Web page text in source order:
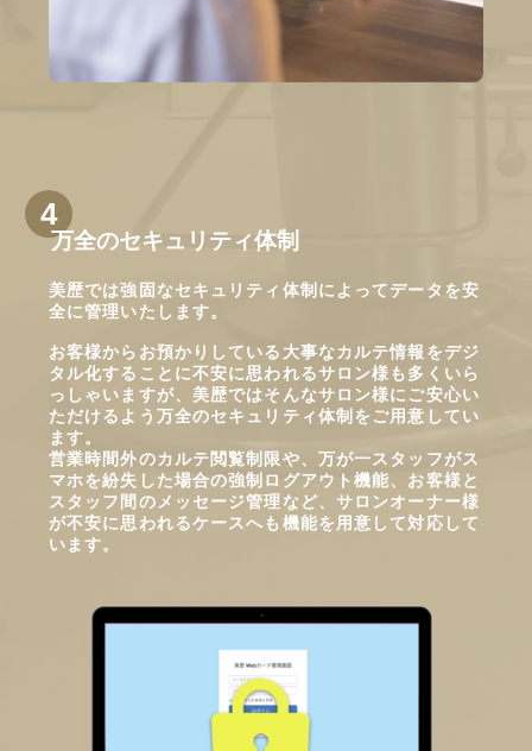
万全のセキュリティ体制
美歴では強固なセキュリティ体制によってデータを安
全に管理いたします。
お客様からお預かりしている大事なカルテ情報をデジ
タル化することに不安に思われるサロン様も多くいら
っしゃいますが、美歴ではそんなサロン様にご安心い
ただけるよう万全のセキュリティ体制をご用意してい
ます。
営業時間外のカルテ閲覧制限や、万が一スタッフがス
マホを紛失した場合の強制ログアウト機能、お客様と
スタッフ間のメッセージ管理など、サロンオーナー様
が不安に思われるケースへも機能を用意して対応して
います。